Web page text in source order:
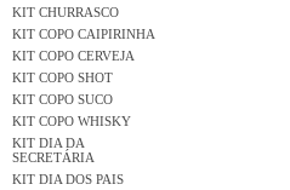
KIT CHURRASCO
KIT COPO CAIPIRINHA
KIT COPO CERVEJA
KIT COPO SHOT
KIT COPO SUCO
KIT COPO WHISKY
KIT DIA DA
SECRETÁRIA
KIT DIA DOS PAIS